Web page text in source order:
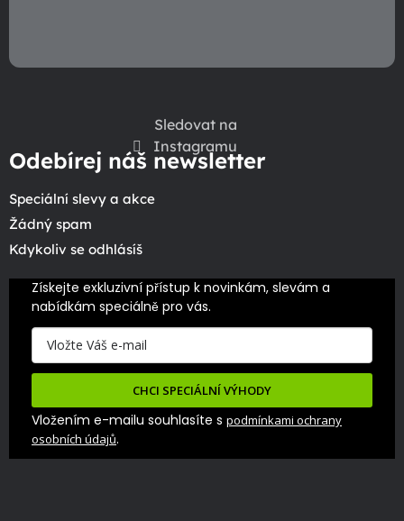
Sledovat na
Instagramu
Odebírej náš newsletter
Speciální slevy a akce
Žádný spam
Kdykoliv se odhlásíš
Získejte exkluzivní přístup k novinkám, slevám a
nabídkám speciálně pro vás.
CHCI SPECIÁLNÍ VÝHODY
Vložením e-mailu souhlasíte s podmínkami ochrany
osobních údajů.